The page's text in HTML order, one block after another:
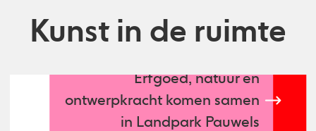
Kunst in de ruimte
Erfgoed, natuur en
ontwerpkracht komen samen
in Landpark Pauwels